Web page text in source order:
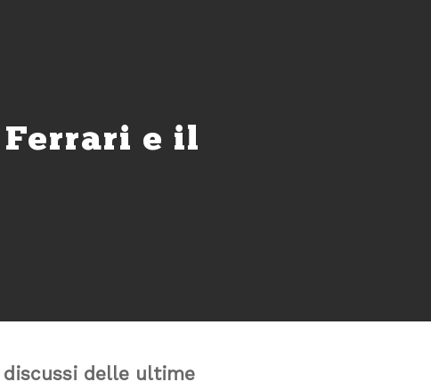
e il
discussi delle ultime